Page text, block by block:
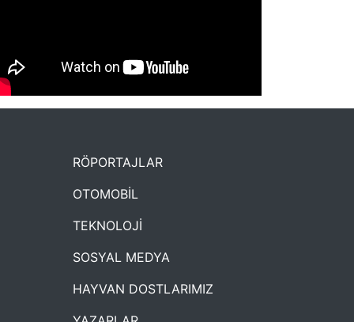
2. Yaş Kutlama Etkinliği
RÖPORTAJLAR
OTOMOBİL
TEKNOLOJİ
SOSYAL MEDYA
HAYVAN DOSTLARIMIZ